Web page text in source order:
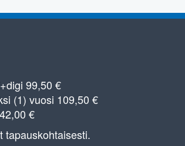
99,50 €
(1) vuosi 109,50 €
€
tapauskohtaisesti.